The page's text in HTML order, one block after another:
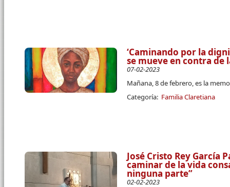
‘Caminando por la
se mueve en contra de
07-02-2023
Mañana, 8 de febrero, es la
Categoría: Familia Claretiana
José Cristo Rey García
caminar de la vida
ninguna parte”
02-02-2023